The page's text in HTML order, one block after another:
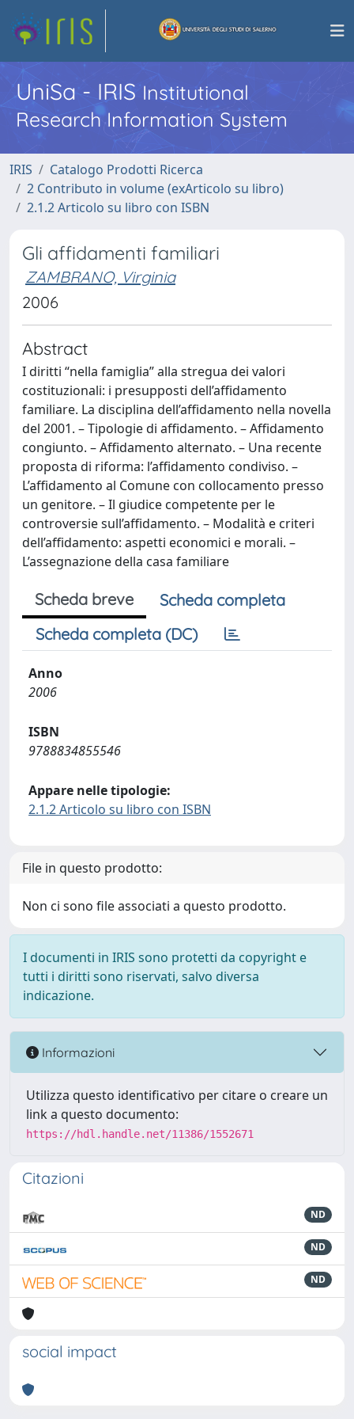
UniSa - IRISInstitutional
Research Information System
IRIS
Catalogo Prodotti Ricerca
2 Contributo in volume (exArticolo su libro)
2.1.2 Articolo su libro con ISBN
Gli affidamenti familiari
ZAMBRANO, Virginia
2006
Abstract
I diritti “nella famiglia” alla stregua dei valori
costituzionali: i presupposti dell’affidamento
familiare. La disciplina dell’affidamento nella novella
del 2001. – Tipologie di affidamento. – Affidamento
congiunto. – Affidamento alternato. – Una recente
proposta di riforma: l’affidamento condiviso. –
L’affidamento al Comune con collocamento presso
un genitore. – Il giudice competente per le
controversie sull’affidamento. – Modalità e criteri
dell’affidamento: aspetti economici e morali. –
L’assegnazione della casa familiare
Scheda breve
Scheda completa
Scheda completa (DC)
Anno
2006
ISBN
9788834855546
Appare nelle tipologie:
2.1.2 Articolo su libro con ISBN
File in questo prodotto:
Non ci sono file associati a questo prodotto.
I documenti in IRIS sono protetti da copyright e
tutti i diritti sono riservati, salvo diversa
indicazione.
Informazioni
Utilizza questo identificativo per citare o creare un
link a questo documento:
https://hdl.handle.net/11386/1552671
Citazioni
ND
ND
ND
social impact